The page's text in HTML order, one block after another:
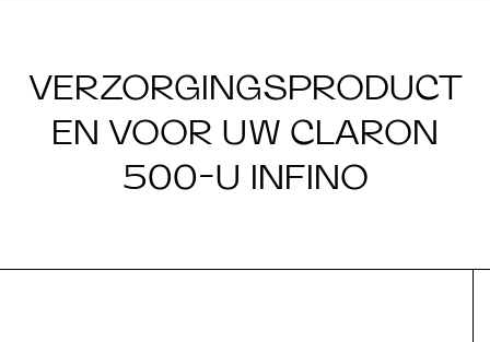
VERZORGINGSPRODUCT
EN VOOR UW CLARON
500-U INFINO